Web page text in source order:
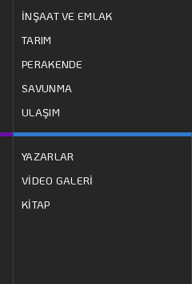
İNŞAAT VE EMLAK
TARIM
PERAKENDE
SAVUNMA
ULAŞIM
YAZARLAR
VİDEO GALERİ
KİTAP